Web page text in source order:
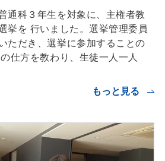
通科３年生を対象に、主権者教
挙を 行いました。選挙管理委員
ただき、選挙に参加することの
仕方を教わり、生徒一人一人
もっと見る